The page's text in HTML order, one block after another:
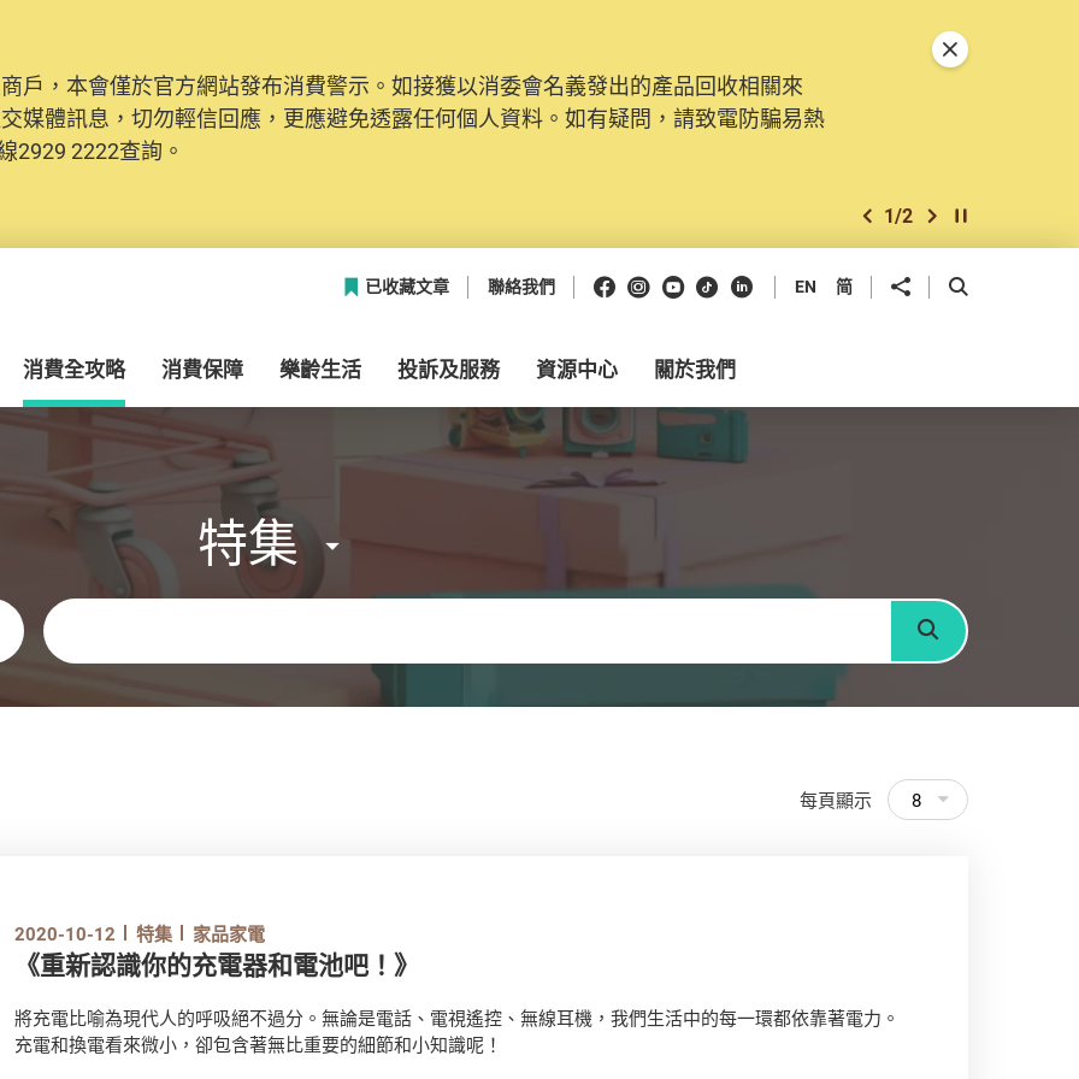
戶，本會僅於官方網站發布消費警示。如接獲以消委會名義發出的產品回收相關來
媒體訊息，切勿輕信回應，更應避免透露任何個人資料。如有疑問，請致電防騙易熱
2929 2222查詢。
上一個
1/2 下一個開始/暫停幻燈
關閉特別通告
已收藏文章 聯絡我們 Facebook
Instagram
Youtube
抖音領英 EN 简 分享到 開啟搜尋框
消費全攻略 消費保障 樂齡生活 投訴及服務 資源中心 關於我們
特集
關鍵字
搜尋
每頁顯示 8
2020-10-12 特集 家品家電
《重新認識你的充電器和電池吧！》
將充電比喻為現代人的呼吸絕不過分。無論是電話、電視遙控、無線耳機，我們生活中的每一環都依靠著電力。
充電和換電看來微小，卻包含著無比重要的細節和小知識呢！